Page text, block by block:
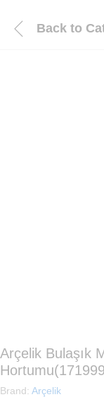
Back to
Arçelik Bulaşık
Brand: Arçelik